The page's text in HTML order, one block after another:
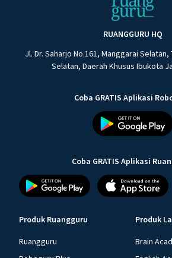
RUANGGURU HQ
Jl. Dr. Saharjo No.161, Manggarai
Selatan, Daerah Khusus Ibukota
Coba GRATIS Aplikasi
Coba GRATIS Aplikasi
Produk Ruangguru
Ruangguru
Produk
Brain